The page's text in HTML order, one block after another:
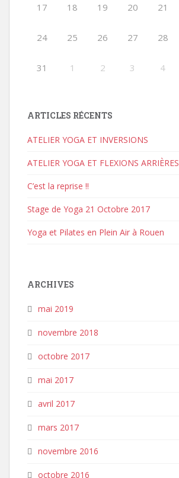
17 18 19 20 21
24 25 26 27 28
31 1 2 3 4
ARTICLES RÉCENTS
ATELIER YOGA ET INVERSIONS
ATELIER YOGA ET FLEXIONS ARRIÈRES
C’est la reprise !!
Stage de Yoga 21 Octobre 2017
Yoga et Pilates en Plein Air à Rouen
ARCHIVES
mai 2019
novembre 2018
octobre 2017
mai 2017
avril 2017
mars 2017
novembre 2016
octobre 2016